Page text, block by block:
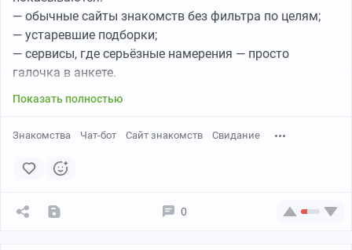
понятными.
Подходит для:
знакомств в интернете по городу;
общения с людьми поблизости;
HeartLine — спокойное общение и знакомства по
— обычные сайты знакомств без фильтра по целям;
— устаревшие подборки;
— сервисы, где серьёзные намерения — просто
галочка в анкете.
Показать полностью
Знакомства Чат-бот Сайт знакомств Свидание
0